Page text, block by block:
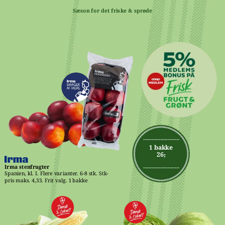
1 bakke
26,-
Irma stenfrugter
Spanien, kl. I. Flere varianter. 6-8 stk. Stk-
pris maks. 4,33. Frit valg. 1 bakke
Sæson for det friske & sprøde